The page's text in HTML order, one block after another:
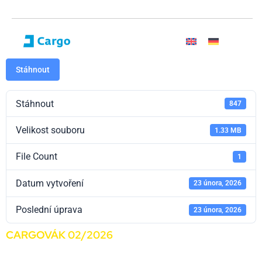
Stáhnout
Stáhnout 847
Velikost souboru 1.33 MB
File Count 1
Datum vytvoření 23 února, 2026
Poslední úprava 23 února, 2026
CARGOVÁK 02/2026